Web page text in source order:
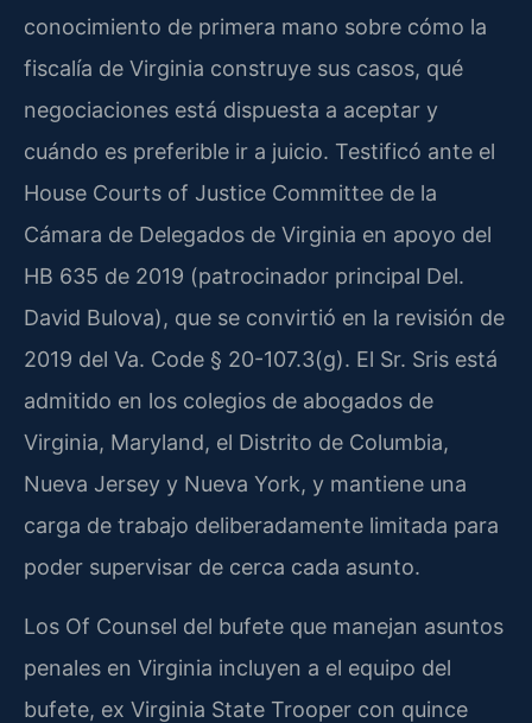
conocimiento de primera mano sobre cómo la
fiscalía de Virginia construye sus casos, qué
negociaciones está dispuesta a aceptar y
cuándo es preferible ir a juicio. Testificó ante el
House Courts of Justice Committee de la
Cámara de Delegados de Virginia en apoyo del
HB 635 de 2019 (patrocinador principal Del.
David Bulova), que se convirtió en la revisión de
2019 del Va. Code § 20-107.3(g). El Sr. Sris está
admitido en los colegios de abogados de
Virginia, Maryland, el Distrito de Columbia,
Nueva Jersey y Nueva York, y mantiene una
carga de trabajo deliberadamente limitada para
poder supervisar de cerca cada asunto.
Los Of Counsel del bufete que manejan asuntos
penales en Virginia incluyen a el equipo del
bufete, ex Virginia State Trooper con quince